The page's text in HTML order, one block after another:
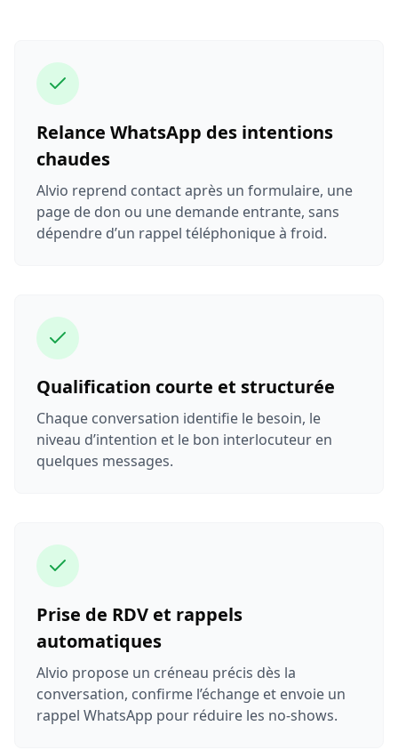
Relance WhatsApp des intentions
chaudes
Alvio reprend contact après un formulaire, une
page de don ou une demande entrante, sans
dépendre d’un rappel téléphonique à froid.
Qualification courte et structurée
Chaque conversation identifie le besoin, le
niveau d’intention et le bon interlocuteur en
quelques messages.
Prise de RDV et rappels
automatiques
Alvio propose un créneau précis dès la
conversation, confirme l’échange et envoie un
rappel WhatsApp pour réduire les no-shows.